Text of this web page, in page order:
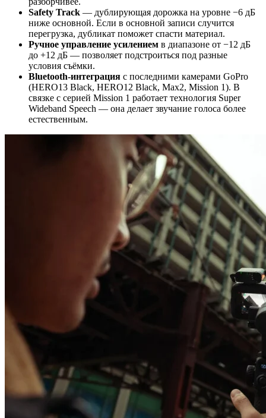
Safety Track — дублирующая дорожка на уровне −6 дБ
ниже основной. Если в основной записи случится
перегрузка, дубликат поможет спасти материал.
Ручное управление усилением в диапазоне от −12 дБ
до +12 дБ — позволяет подстроиться под разные
условия съёмки.
Bluetooth‑интеграция с последними камерами GoPro
(HERO13 Black, HERO12 Black, Max2, Mission 1). В
связке с серией Mission 1 работает технология Super
Wideband Speech — она делает звучание голоса более
естественным.